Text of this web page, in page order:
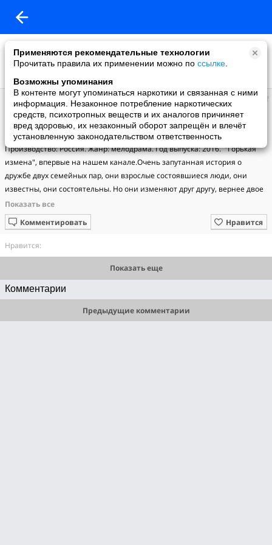
Применяются рекомендательные технологии
Прочитать правила их применении можно по ссылке
Возможны упоминания
В контенте могут упоминаться наркотики и связанная с ними
информация. Незаконное потребление наркотических
средств, психотропных веществ и их аналогов причиняет
вред здоровью, их незаконный оборот запрещён и влечёт
установленную законодательством ответственность
Людмила
добавила видео
06.10.2021
Горькая измена (2016)
Производство: Россия. Жанр: мелодрама. Год выпуска: 2016.  "Горькая
измена", впервые на нашем канале.Очень запутанная история о
дружбе двух семейных пар, они взрослые состоявшиеся люди, они
известны, они состоятельны. Но они изменяют друг другу, вернее двое
из них.Любовники тщательно скрывают свои отношения, так что их
половинки даже не догадываются об этом.Тогда герои мелодрамы
решают сами признаться своим супругам, девушка все рассказывает
мужу, а парень останавливается в последний момент.Русские
мелодрамы 2016 и новинки прошлых лет здесь:
Нравится
Комментировать
Нравится:
Показать еще
Комментарии
Предыдущие комментарии